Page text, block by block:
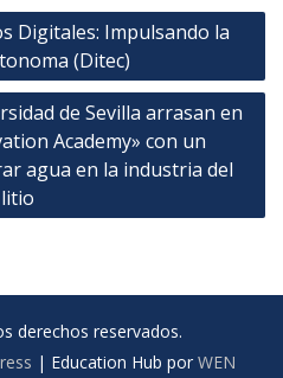
Digitales: Impulsando la
(Ditec)
de Sevilla arrasan en
Academy» con un
agua en la industria del
litio
derechos reservados.
| Education Hub por WEN